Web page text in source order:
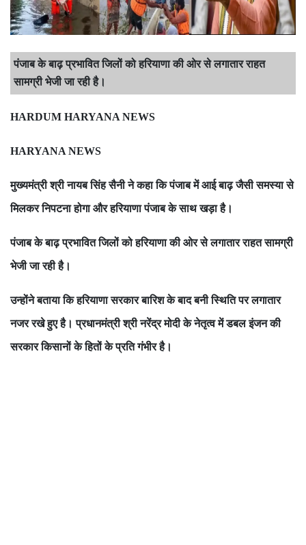
पंजाब के बाढ़ प्रभावित जिलों को हरियाणा की ओर से लगातार राहत
सामग्री भेजी जा रही है।
HARDUM HARYANA NEWS
HARYANA NEWS
मुख्यमंत्री श्री नायब सिंह सैनी ने कहा कि पंजाब में आई बाढ़ जैसी समस्या से
मिलकर निपटना होगा और हरियाणा पंजाब के साथ खड़ा है।
पंजाब के बाढ़ प्रभावित जिलों को हरियाणा की ओर से लगातार राहत सामग्री
भेजी जा रही है।
उन्होंने बताया कि हरियाणा सरकार बारिश के बाद बनी स्थिति पर लगातार
नजर रखे हुए है। प्रधानमंत्री श्री नरेंद्र मोदी के नेतृत्व में डबल इंजन की
सरकार किसानों के हितों के प्रति गंभीर है।